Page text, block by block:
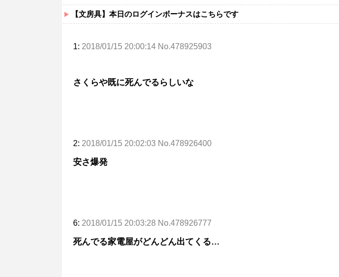
【文房具】本日のログインボーナスはこちらです
1: 2018/01/15 20:00:14 No.478925903
さくらや既に死んでるらしいな
2: 2018/01/15 20:02:03 No.478926400
安さ爆発
6: 2018/01/15 20:03:28 No.478926777
死んでる家電屋がどんどん出てくる…